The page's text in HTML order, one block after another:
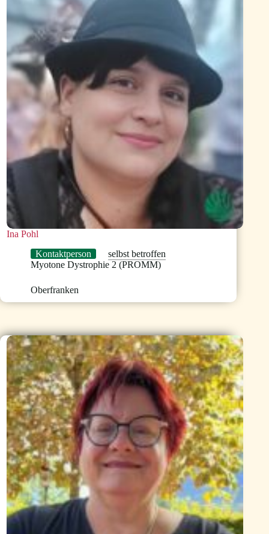
Ina Pohl
Kontaktperson
selbst betroffen
Myotone Dystrophie 2 (PROMM)
Oberfranken